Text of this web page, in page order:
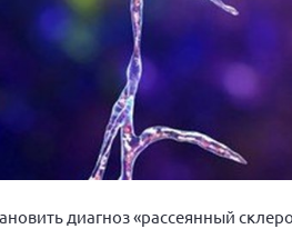
диагноз «рассеянный